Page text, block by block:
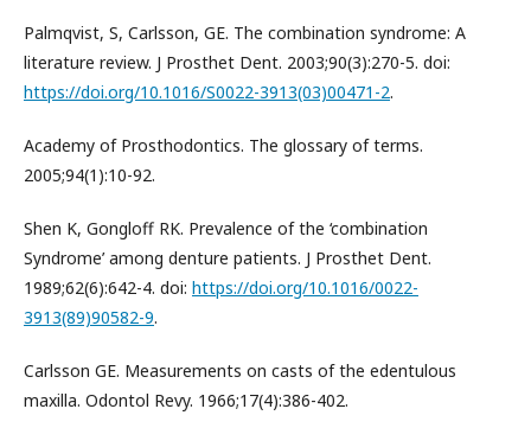
Palmqvist, S, Carlsson, GE. The combination syndrome: A
literature review. J Prosthet Dent. 2003;90(3):270-5. doi:
https://doi.org/10.1016/S0022-3913(03)00471-2.
Academy of Prosthodontics. The glossary of terms.
2005;94(1):10-92.
Shen K, Gongloff RK. Prevalence of the ‘combination
Syndrome’ among denture patients. J Prosthet Dent.
1989;62(6):642-4. doi: https://doi.org/10.1016/0022-
3913(89)90582-9.
Carlsson GE. Measurements on casts of the edentulous
maxilla. Odontol Revy. 1966;17(4):386-402.